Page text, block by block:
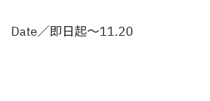
Date／即日起～11.20